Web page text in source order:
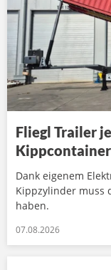
Fliegl Trailer
Kippcontainer
Dank eigenem
Kippzylinder muss
haben.
07.08.2026